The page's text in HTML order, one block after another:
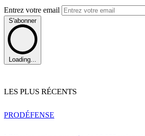
Entrez votre email
S'abonner
Loading...
LES PLUS RÉCENTS
PRODÉFENSE